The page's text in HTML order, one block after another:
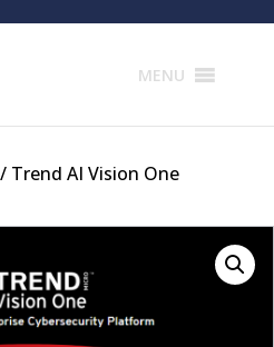
MENU
Trend AI Vision One